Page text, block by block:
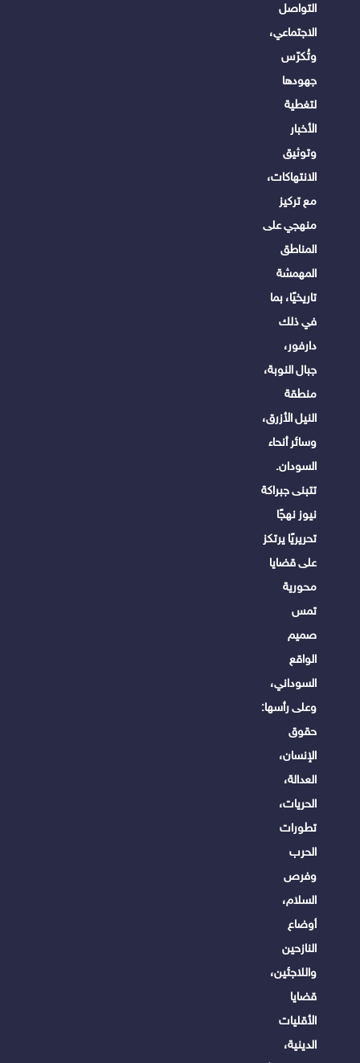
التواصل
الاجتماعي،
وتُكرّس
جهودها
لتغطية
الأخبار
وتوثيق
الانتهاكات،
مع تركيز
منهجي على
المناطق
المهمشة
تاريخيًا، بما
في ذلك
دارفور،
جبال النوبة،
منطقة
النيل الأزرق،
وسائر أنحاء
السودان.
تتبنى جبراكة
نيوز نهجًا
تحريريًا يرتكز
على قضايا
محورية
تمس
صميم
الواقع
السوداني،
وعلى رأسها:
حقوق
الإنسان،
العدالة،
الحريات،
تطورات
الحرب
وفرص
السلام،
أوضاع
النازحين
واللاجئين،
قضايا
الأقليات
الدينية،